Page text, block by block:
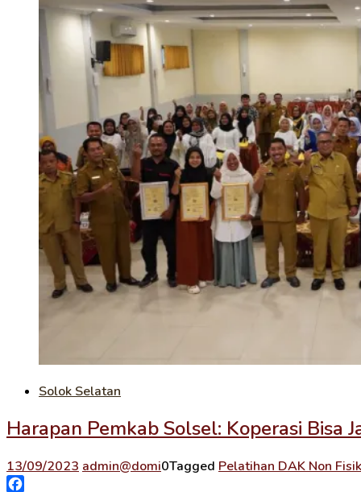
Solok Selatan
Harapan Pemkab Solsel: Koperasi Bisa
13/09/2023 admin@domi0Tagged Pelatihan DAK Non Fisik